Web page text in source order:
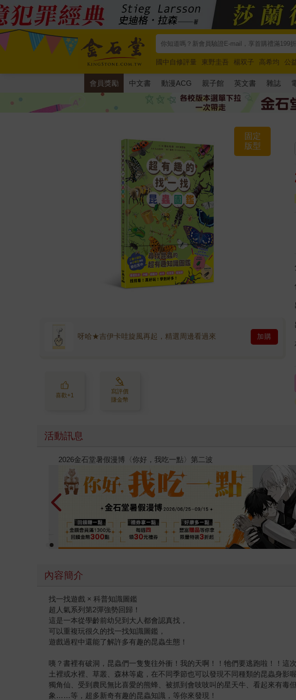
國中自修評量 東野圭吾 楊双子 高希均 公
唯紅花綻放
奧德賽 路邊攤新作 馬斯克 玩
會員獎勵 中文書 動漫ACG 親子館 英文書 雜誌
固定
版型
呀哈★吉伊卡哇旋風再起，精選周邊看過來 加購
喜歡+1
寫評價
賺金幣
活動訊息
春光ｘ奇幻基地｜全書系展
內容簡介
找一找遊戲 × 科普知識圖鑑
超人氣系列第2彈強勢回歸！
這是一本從學齡前幼兒到大人都會認真找，
可以重複玩很久的找一找知識圖鑑，
遊戲過程中還能了解許多有趣的昆蟲生態！
咦？書裡有破洞，昆蟲們一隻隻往外衝！我的天啊！！牠們要逃跑啦！！
土裡或水裡、草叢、森林等處，在不同季節也可以發現不同種類的昆蟲身
獨角仙、受到農民無比喜愛的熊蜂、被抓到會吱吱叫的星天牛、看起來有
象……等，超多新奇有趣的昆蟲知識，等你來發現！